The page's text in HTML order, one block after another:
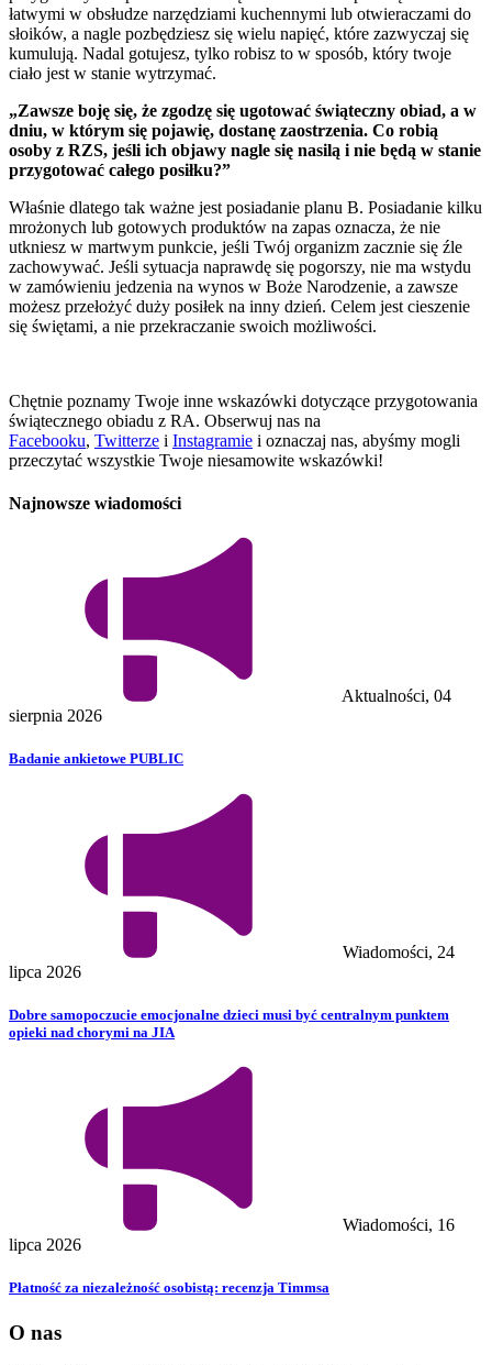
łatwymi w obsłudze narzędziami kuchennymi lub otwieraczami do
słoików, a nagle pozbędziesz się wielu napięć, które zazwyczaj się
kumulują. Nadal gotujesz, tylko robisz to w sposób, który twoje
ciało jest w stanie wytrzymać.
„Zawsze boję się, że zgodzę się ugotować świąteczny obiad, a w
dniu, w którym się pojawię, dostanę zaostrzenia. Co robią
osoby z RZS, jeśli ich objawy nagle się nasilą i nie będą w stanie
przygotować całego posiłku?”
Właśnie dlatego tak ważne jest posiadanie planu B. Posiadanie kilku
mrożonych lub gotowych produktów na zapas oznacza, że ​​nie
utkniesz w martwym punkcie, jeśli Twój organizm zacznie się źle
zachowywać. Jeśli sytuacja naprawdę się pogorszy, nie ma wstydu
w zamówieniu jedzenia na wynos w Boże Narodzenie, a zawsze
możesz przełożyć duży posiłek na inny dzień. Celem jest cieszenie
się świętami, a nie przekraczanie swoich możliwości.
Chętnie poznamy Twoje inne wskazówki dotyczące przygotowania
świątecznego obiadu z RA. Obserwuj nas na
Facebooku, Twitterze i Instagramie i oznaczaj nas, abyśmy mogli
przeczytać wszystkie Twoje niesamowite wskazówki!
Najnowsze wiadomości
Aktualności, 04
sierpnia 2026
Badanie ankietowe PUBLIC
Wiadomości, 24
lipca 2026
Dobre samopoczucie emocjonalne dzieci musi być centralnym punktem
opieki nad chorymi na JIA
Wiadomości, 16
lipca 2026
Płatność za niezależność osobistą: recenzja Timmsa
O nas